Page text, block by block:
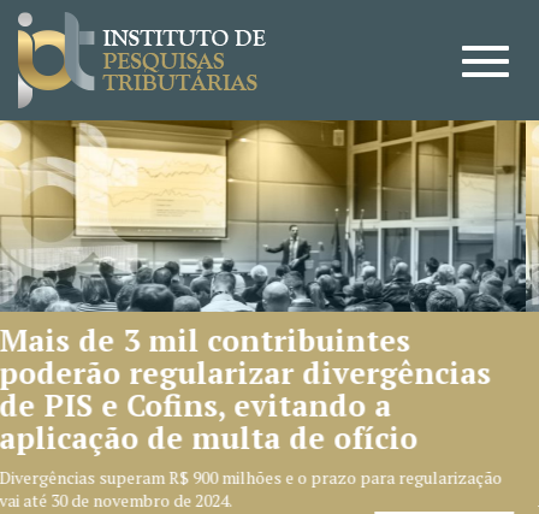
mil contribuintes
divergências
evitando a
de multa de ofício
R$ 900 milhões e o prazo para regularização
de 2024.
grupo
Objetivo dos
redução de